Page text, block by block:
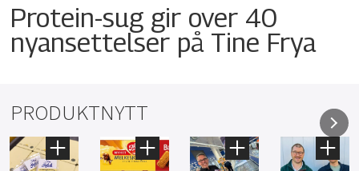
Protein-sug gir over 40
nyansettelser på Tine Frya
PRODUKTNYTT